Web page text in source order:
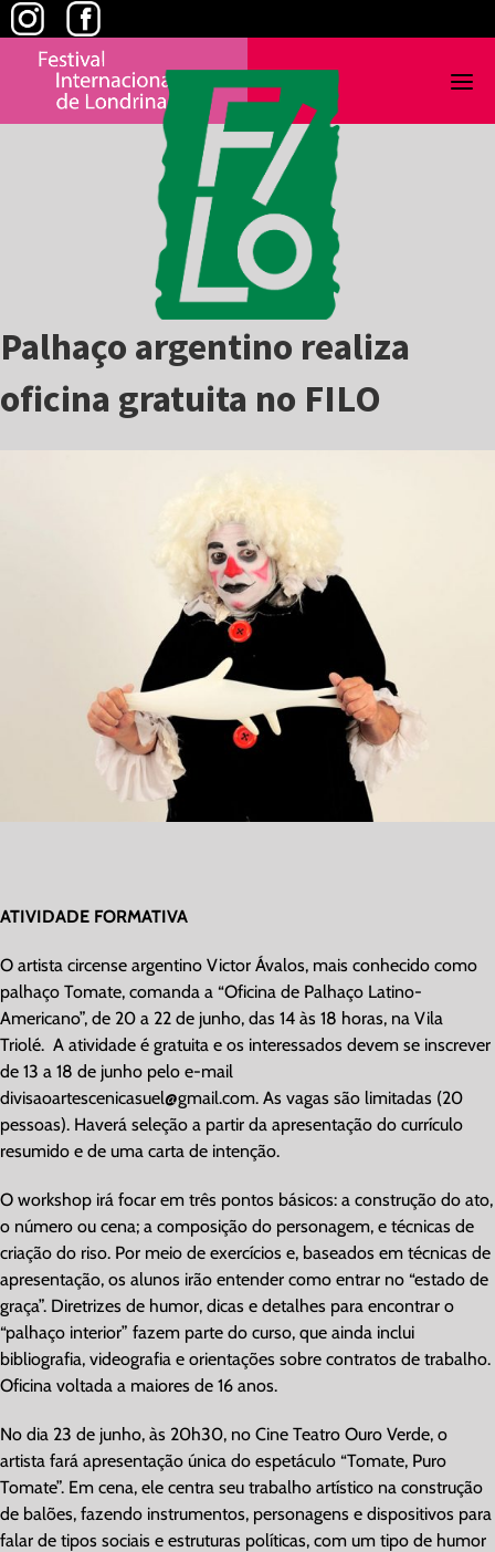
Skip
to
content
Palhaço argentino realiza
oficina gratuita no FILO
ATIVIDADE FORMATIVA
O artista circense argentino Victor Ávalos, mais conhecido como
palhaço Tomate, comanda a “Oficina de Palhaço Latino-
Americano”, de 20 a 22 de junho, das 14 às 18 horas, na Vila
Triolé. A atividade é gratuita e os interessados devem se inscrever
de 13 a 18 de junho pelo e-mail
divisaoartescenicasuel@gmail.com. As vagas são limitadas (20
pessoas). Haverá seleção a partir da apresentação do currículo
resumido e de uma carta de intenção.
O workshop irá focar em três pontos básicos: a construção do ato,
o número ou cena; a composição do personagem, e técnicas de
criação do riso. Por meio de exercícios e, baseados em técnicas de
apresentação, os alunos irão entender como entrar no “estado de
graça”. Diretrizes de humor, dicas e detalhes para encontrar o
“palhaço interior” fazem parte do curso, que ainda inclui
bibliografia, videografia e orientações sobre contratos de trabalho.
Oficina voltada a maiores de 16 anos.
No dia 23 de junho, às 20h30, no Cine Teatro Ouro Verde, o
artista fará apresentação única do espetáculo “Tomate, Puro
Tomate”. Em cena, ele centra seu trabalho artístico na construção
de balões, fazendo instrumentos, personagens e dispositivos para
falar de tipos sociais e estruturas políticas, com um tipo de humor